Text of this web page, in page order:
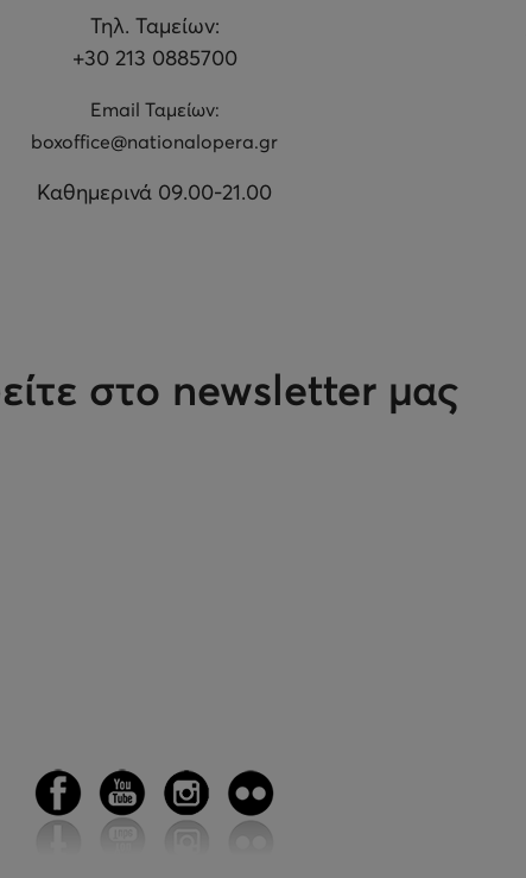
Τηλ. Ταμείων:
+30 213 0885700
Εmail Ταμείων:
boxoffice@nationalopera.gr
Καθημερινά 09.00-21.00
στο newsletter μας